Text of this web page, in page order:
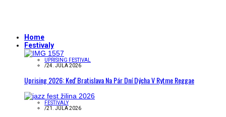
Home
Festivaly
UPRISING FESTIVAL
/24. JÚLA 2026
Uprising 2026: Keď Bratislava Na Pár Dní Dýcha V Rytme Reggae
FESTIVALY
/21. JÚLA 2026